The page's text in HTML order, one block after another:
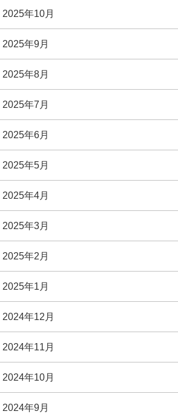
2025年10月
2025年9月
2025年8月
2025年7月
2025年6月
2025年5月
2025年4月
2025年3月
2025年2月
2025年1月
2024年12月
2024年11月
2024年10月
2024年9月